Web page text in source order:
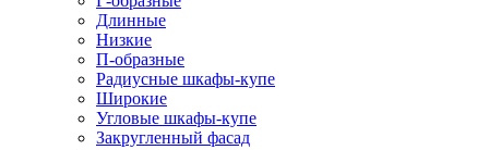
Длинные
Низкие
П-образные
Радиусные шкафы-купе
Широкие
Угловые шкафы-купе
Закругленный фасад